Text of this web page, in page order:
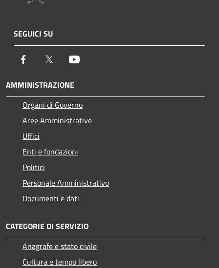
SEGUICI SU
Facebook Twitter
AMMINISTRAZIONE
Organi di Governo
Aree Amministrative
Uffici
Enti e fondazioni
Politici
Personale Amministrativo
Documenti e dati
CATEGORIE DI SERVIZIO
Anagrafe e stato civile
Cultura e tempo libero